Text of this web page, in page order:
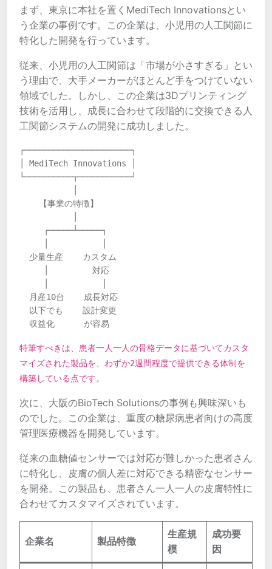
まず、東京に本社を置くMediTech Innovationsとい
う企業の事例です。この企業は、小児用の人工関節に
特化した開発を行っています。
従来、小児用の人工関節は「市場が小さすぎる」とい
う理由で、大手メーカーがほとんど手をつけていない
領域でした。しかし、この企業は3Dプリンティング
技術を活用し、成長に合わせて段階的に交換できる人
工関節システムの開発に成功しました。
┌──────────────────────┐
│ MediTech Innovations │
└──────────┬───────────┘
  収益化      が容易
特筆すべきは、患者一人一人の骨格データに基づいてカスタ
マイズされた製品を、わずか2週間程度で提供できる体制を
構築している点です。
次に、大阪のBioTech Solutionsの事例も興味深いも
のでした。この企業は、重度の糖尿病患者向けの高度
管理医療機器を開発しています。
従来の血糖値センサーでは対応が難しかった患者さん
に特化し、皮膚の個人差に対応できる精密なセンサー
を開発。この製品も、患者さん一人一人の皮膚特性に
合わせてカスタマイズされています。
企業名 製品特徴
生産規
模
成功要
因